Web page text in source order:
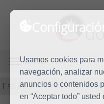
Usamos cookies para
navegación, analizar
anuncios o contenidos
en “Aceptar todo”
MENÚ
Estudio